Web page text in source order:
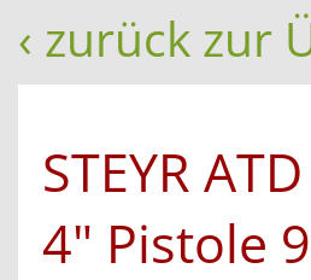
‹ zurück zur
STEYR
4" Pistole